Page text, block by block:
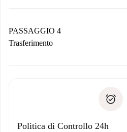
contatto con il proprietario.
Se rifiutata: non ti
Domiciliazione del
PASSAGGIO 4
Trasferimento
solo se non segnali problemi.
Politica di Controllo 24h